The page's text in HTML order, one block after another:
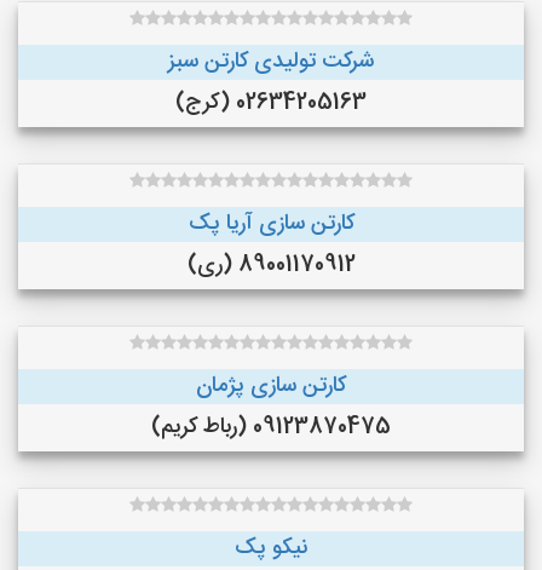
شرکت تولیدی کارتن سبز
02634205163 (کرج)
کارتن سازی آریا پک
89001170912 (ری)
کارتن سازی پژمان
09123870475 (رباط کریم)
نیکو پک